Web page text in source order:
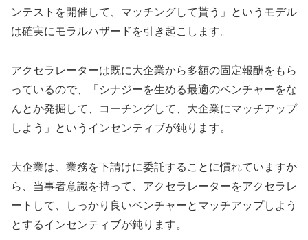
ンテストを開催して、マッチングして貰う」というモデル
は確実にモラルハザードを引き起こします。
アクセラレーターは既に大企業から多額の固定報酬をもら
っているので、「シナジーを生める最適のベンチャーをな
んとか発掘して、コーチングして、大企業にマッチアップ
しよう」というインセンティブが鈍ります。
大企業は、業務を下請けに委託することに慣れていますか
ら、当事者意識を持って、アクセラレーターをアクセラレ
ートして、しっかり良いベンチャーとマッチアップしよう
とするインセンティブが鈍ります。